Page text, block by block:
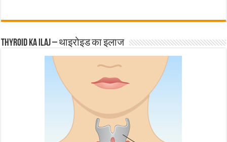
Thyroid ka ilaj – थाइरोइड का इलाज